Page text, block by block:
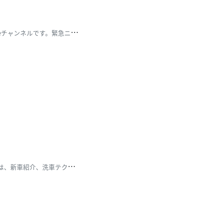
T
BSテレビ報道局が運営する「TBS NEWS」公式YouTubeチャンネルです。緊急ニュースが発生
こ
んにちは！車好きの鈴木なるです。 このチャンネルでは、新車紹介、洗車テクニック、車のお役立ちグッズ